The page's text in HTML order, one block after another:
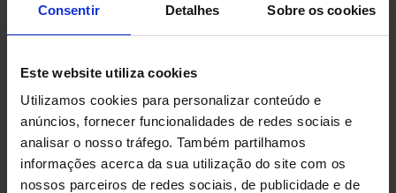
Consentir Detalhes Sobre os cookies
Este website utiliza cookies
Utilizamos cookies para personalizar conteúdo e
anúncios, fornecer funcionalidades de redes sociais e
analisar o nosso tráfego. Também partilhamos
informações acerca da sua utilização do site com os
nossos parceiros de redes sociais, de publicidade e de
Produtos Relacionados